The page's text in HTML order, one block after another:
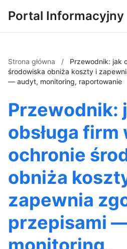
Portal Informacyjny
Strona główna /
Przewodnik: jak
środowiska obniża koszty i
— audyt, monitoring, raportowanie
Przewodnik:
obsługa firm
ochronie
obniża
zapewnia
przepisami